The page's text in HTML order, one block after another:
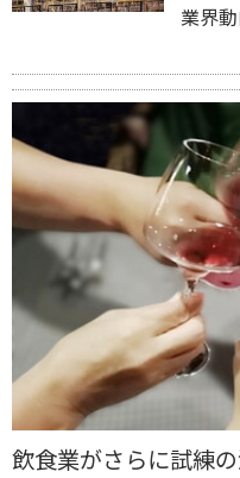
業界
飲食業がさらに試練